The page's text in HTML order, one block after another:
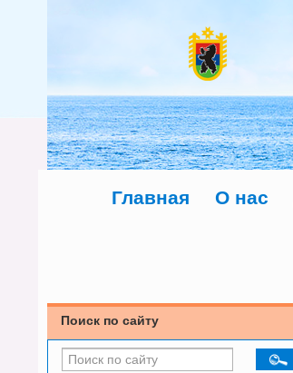
Главная О нас
Поиск по сайту